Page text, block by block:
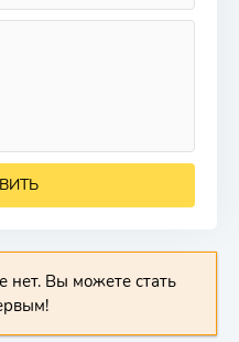
нет. Вы можете стать